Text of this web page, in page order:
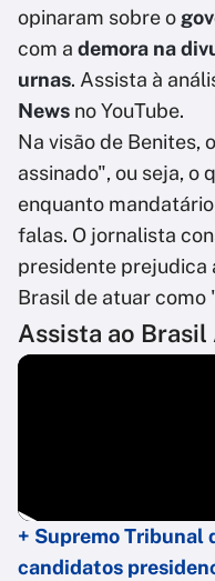
opinaram sobre o
com a demora na
urnas. Assista à
News no YouTube.
Na visão de Benites,
assinado", ou seja, o
enquanto
falas. O jornalista
presidente prejudica
Brasil de atuar
Assista ao
+ Supremo Tribunal
candidatos